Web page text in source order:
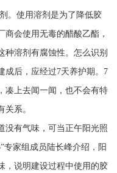
。使用溶剂是为了降低胶
会使用无毒的醋酸乙酯，
溶剂有腐蚀性。怎么识别
后，应经过7天养护期。7
凑上去闻一闻，也不会有特
系。
没有气味，可当正午阳光照
专家组成员陆长峰介绍，阳
，说明建设过程中使用的胶